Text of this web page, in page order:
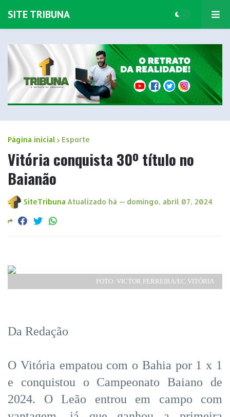
SITE TRIBUNA
Página inicial Esporte
Vitória conquista 30º título no
Baianão
SiteTribuna Atualizado há — domingo, abril 07, 2024
FOTO: VICTOR FERREIRA/EC VITÓRIA
Da Redação
O Vitória empatou com o Bahia por 1 x 1
e conquistou o Campeonato Baiano de
2024. O Leão entrou em campo com